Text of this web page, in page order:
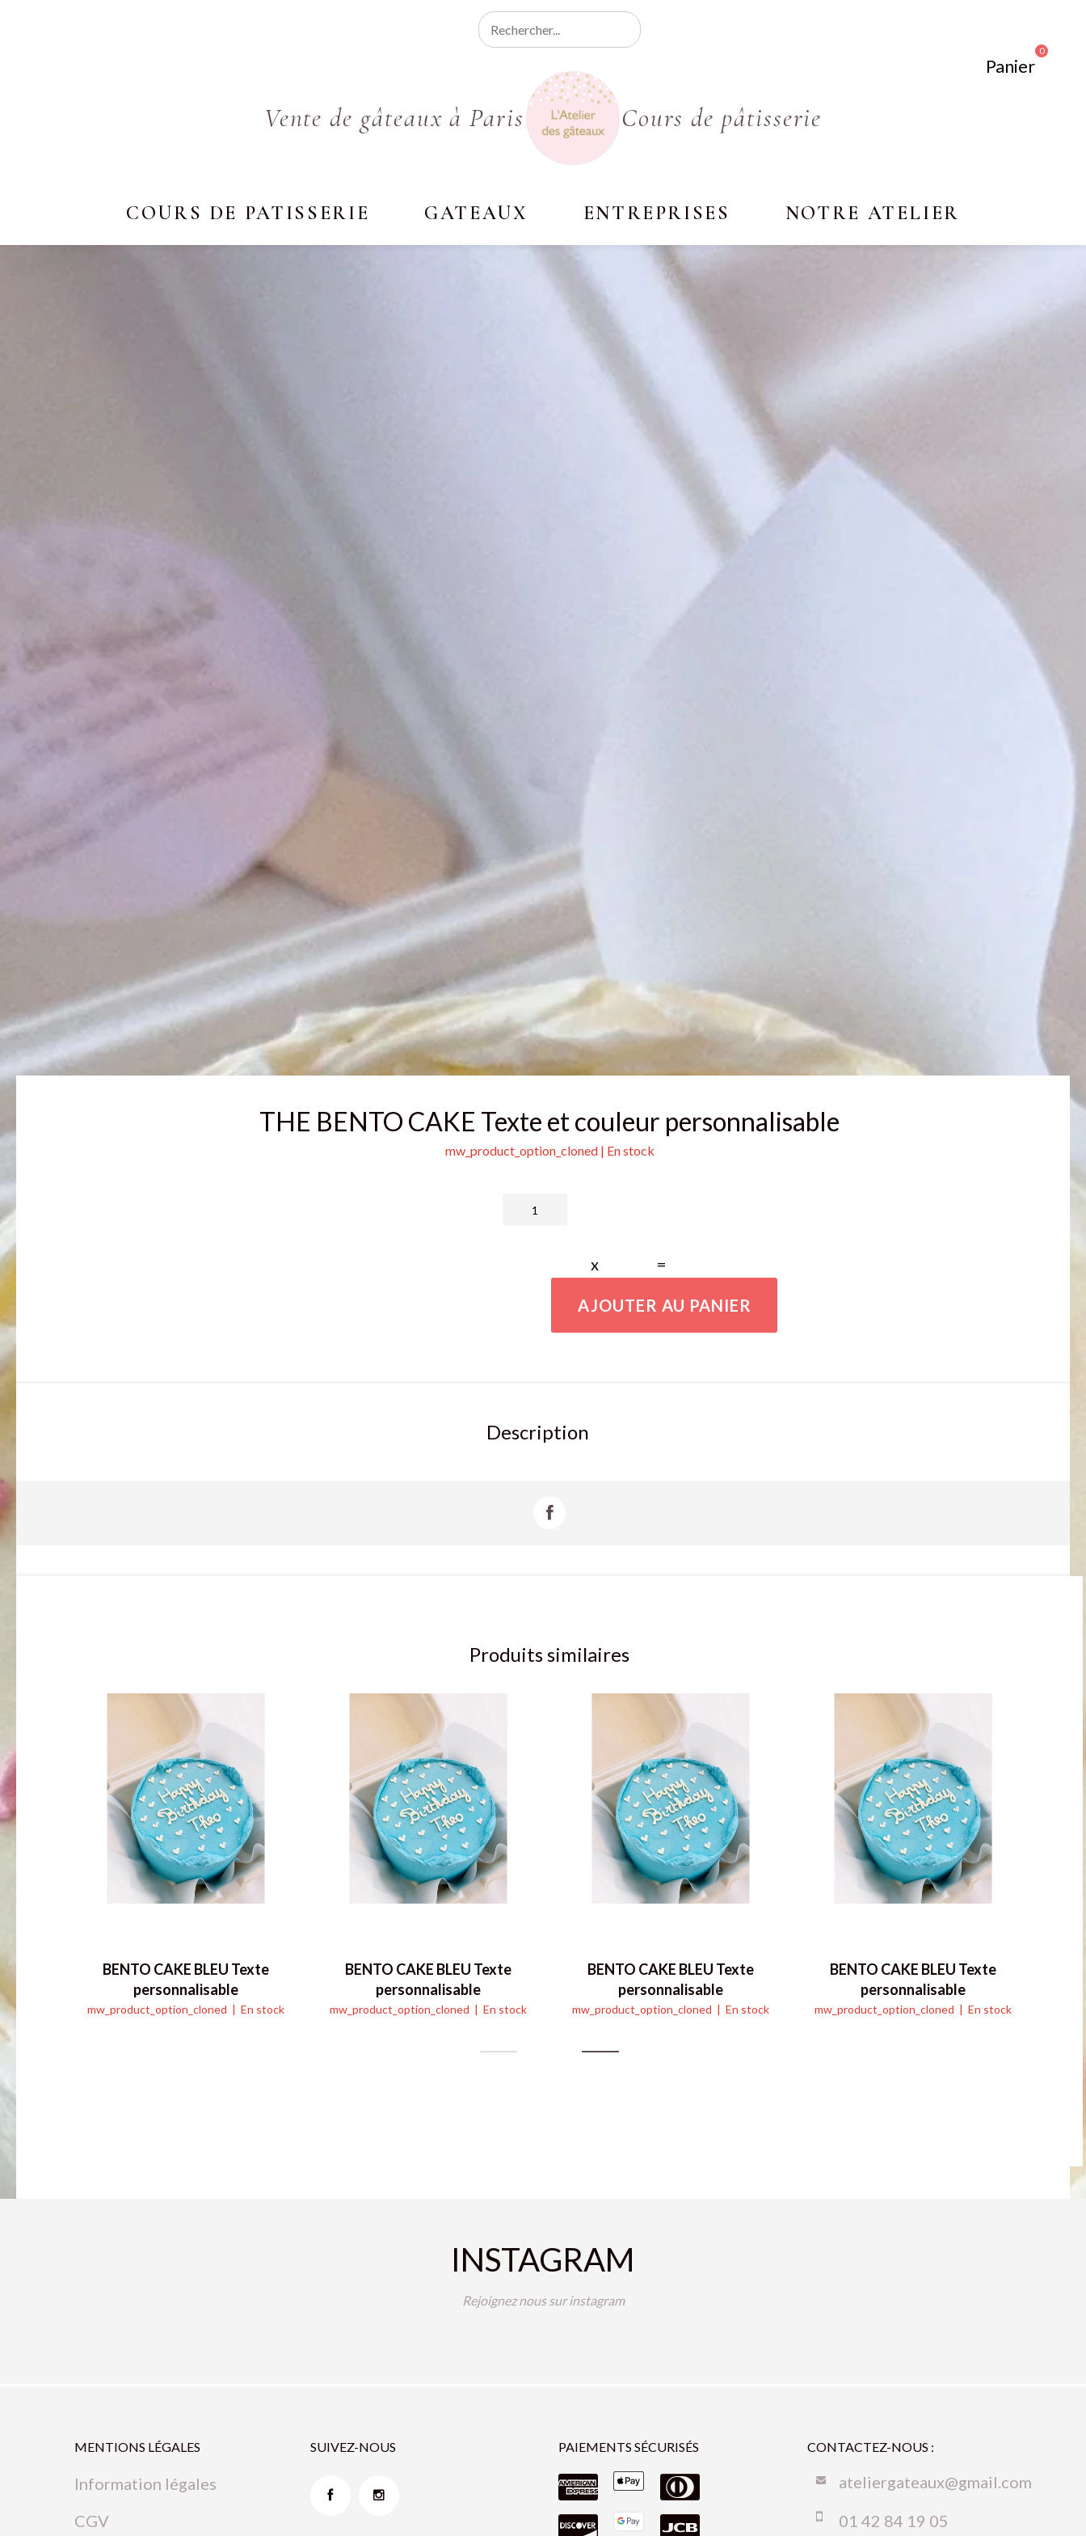
0
Panier
Vente de gâteaux à Paris Cours de pâtisserie
COURS DE PATISSERIE GATEAUX ENTREPRISES NOTRE ATELIER
THE BENTO CAKE Texte et couleur personnalisable
mw_product_option_cloned | En stock
x =
AJOUTER AU PANIER
Description
Produits similaires
BENTO CAKE BLEU Texte
personnalisable
mw_product_option_cloned | En stock
BENTO CAKE BLEU Texte
personnalisable
mw_product_option_cloned | En stock
BENTO CAKE BLEU Texte
personnalisable
mw_product_option_cloned | En stock
BENTO CAKE BLEU Texte
personnalisable
mw_product_option_cloned | En stock
INSTAGRAM
Rejoignez nous sur instagram
MENTIONS LÉGALES
Information légales
CGV
SUIVEZ-NOUS PAIEMENTS SÉCURISÉS CONTACTEZ-NOUS :
ateliergateaux@gmail.com
01 42 84 19 05